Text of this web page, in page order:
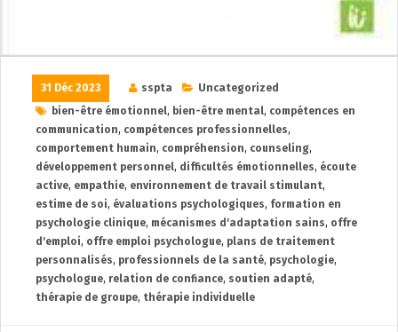
31 Déc 2023 sspta
Uncategorized
bien-être émotionnel, bien-être mental, compétences en
communication, compétences professionnelles,
comportement humain, compréhension, counseling,
développement personnel, difficultés émotionnelles, écoute
active, empathie, environnement de travail stimulant,
estime de soi, évaluations psychologiques, formation en
psychologie clinique, mécanismes d'adaptation sains, offre
d'emploi, offre emploi psychologue, plans de traitement
personnalisés, professionnels de la santé, psychologie,
psychologue, relation de confiance, soutien adapté,
thérapie de groupe, thérapie individuelle